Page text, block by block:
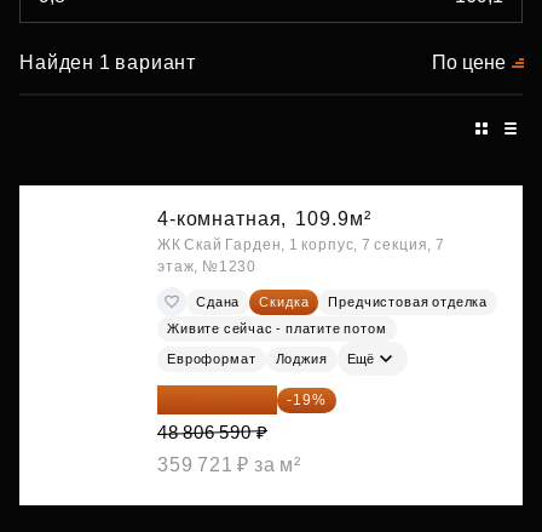
Найден 1 вариант По цене
4-комнатная, 109.9м²
ЖК Скай Гарден, 1 корпус, 7 секция, 7
этаж, №1230
Сдана Скидка
Предчистовая отделка
Живите сейчас - платите потом
Евроформат Лоджия Ещё
39 533 338 ₽ -19%
48 806 590 ₽
359 721 ₽ за м²